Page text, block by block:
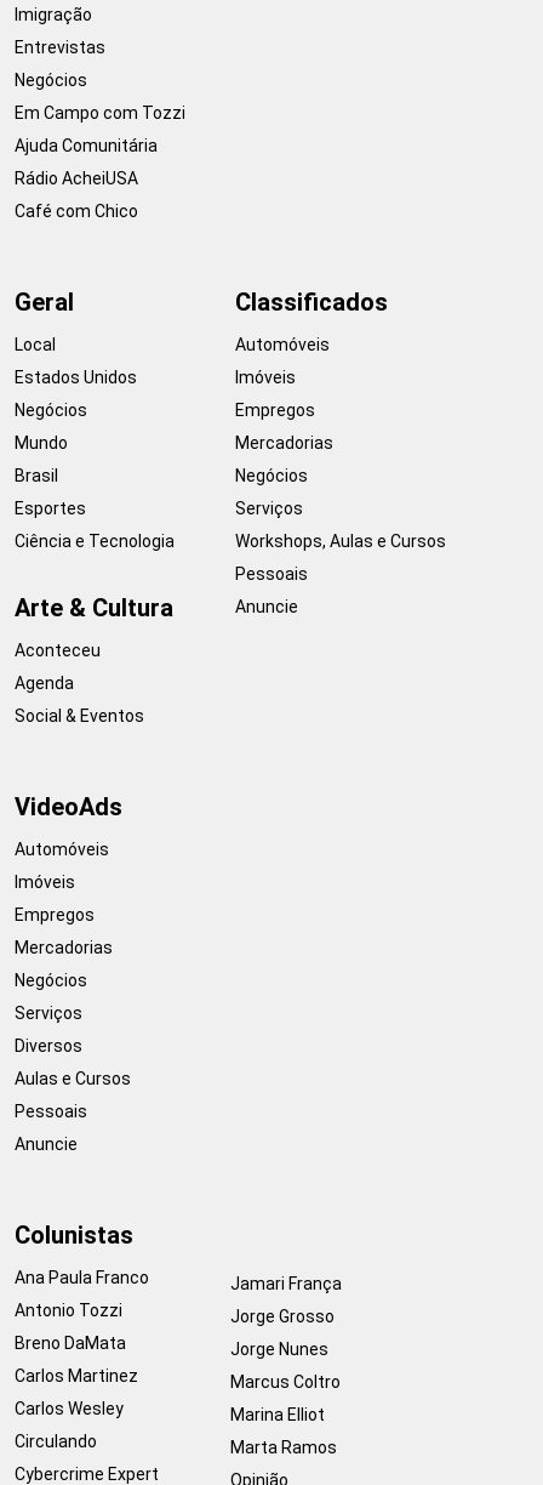
Imigração
Entrevistas
Negócios
Em Campo com Tozzi
Ajuda Comunitária
Rádio AcheiUSA
Café com Chico
Geral
Local
Estados Unidos
Negócios
Mundo
Brasil
Esportes
Ciência e Tecnologia
Arte & Cultura
Aconteceu
Agenda
Social & Eventos
Classificados
Automóveis
Imóveis
Empregos
Mercadorias
Negócios
Serviços
Workshops, Aulas e Cursos
Pessoais
Anuncie
VideoAds
Automóveis
Imóveis
Empregos
Mercadorias
Negócios
Serviços
Diversos
Aulas e Cursos
Pessoais
Anuncie
Colunistas
Ana Paula Franco
Antonio Tozzi
Breno DaMata
Carlos Martinez
Carlos Wesley
Circulando
Cybercrime Expert
Jamari França
Jorge Grosso
Jorge Nunes
Marcus Coltro
Marina Elliot
Marta Ramos
Opinião